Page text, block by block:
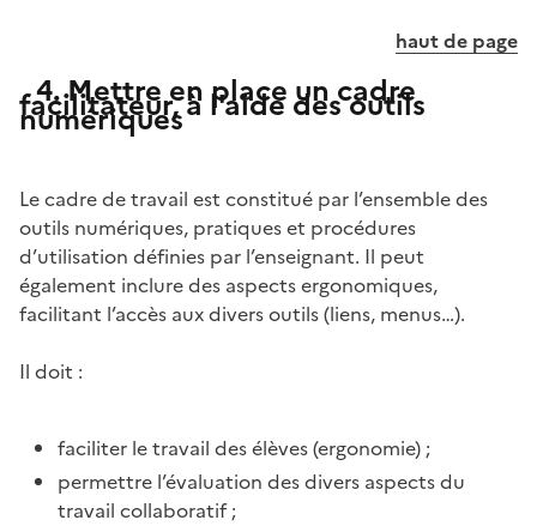
haut de page
4. Mettre en place un cadre
facilitateur, à l'aide des outils
numériques
Le cadre de travail est constitué par l’ensemble des
outils numériques, pratiques et procédures
d’utilisation définies par l’enseignant. Il peut
également inclure des aspects ergonomiques,
facilitant l’accès aux divers outils (liens, menus…).
Il doit :
faciliter le travail des élèves (ergonomie) ;
permettre l’évaluation des divers aspects du
travail collaboratif ;